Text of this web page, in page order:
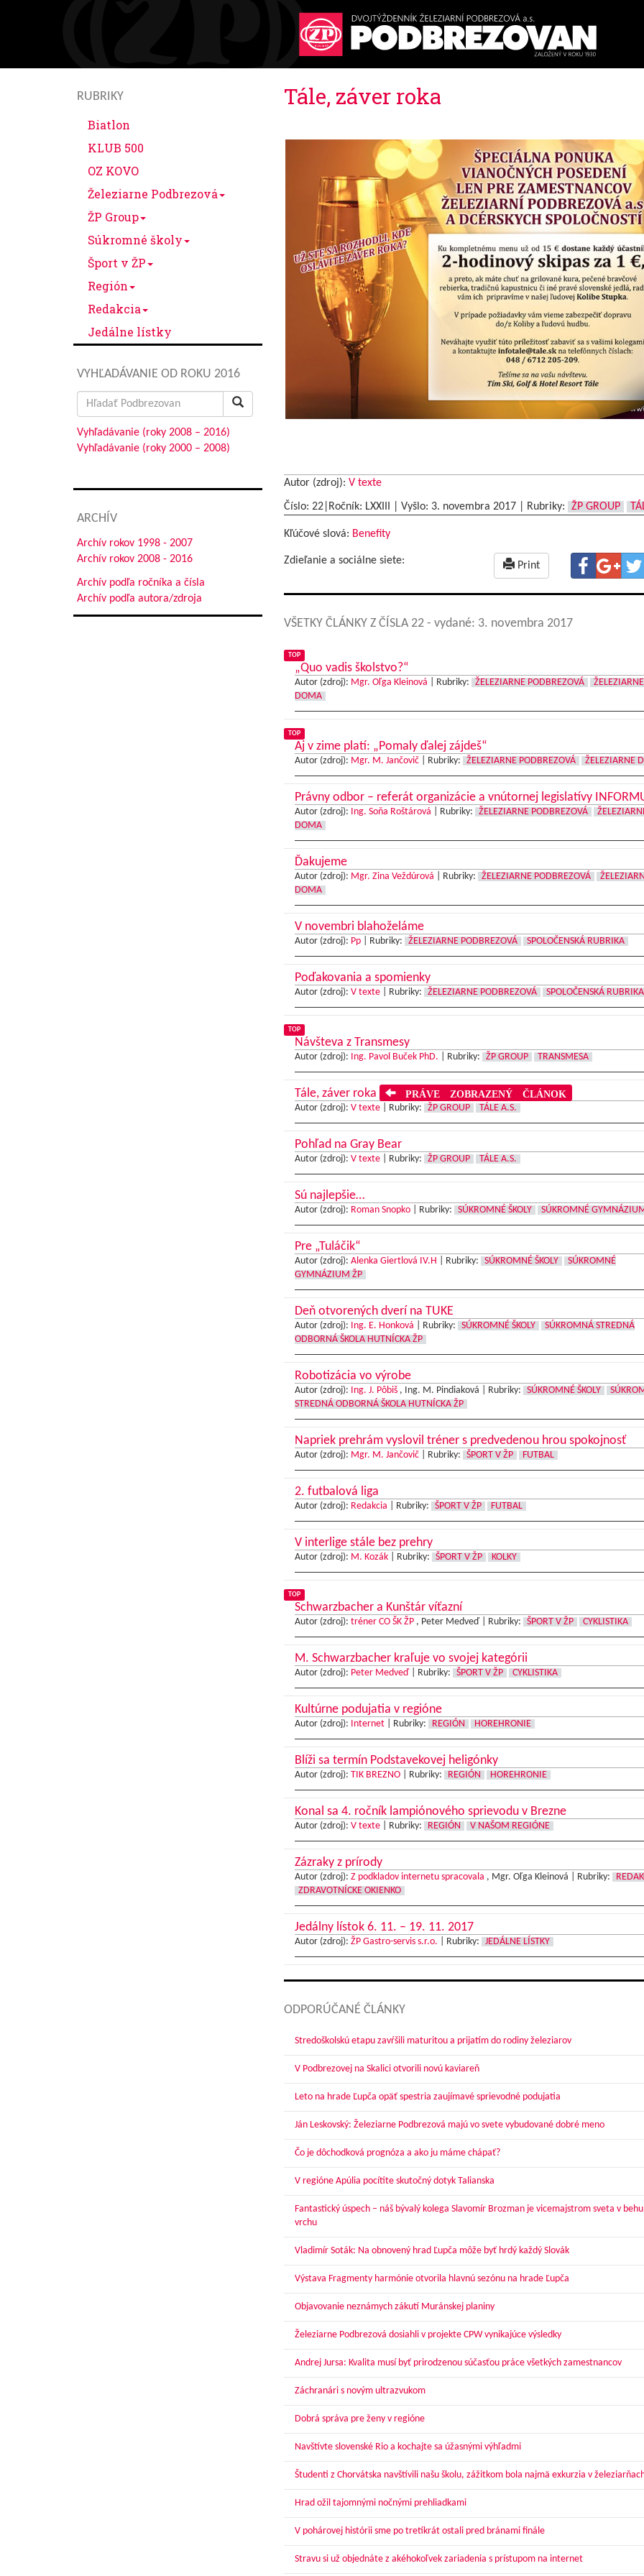
RUBRIKY
Biatlon
KLUB 500
OZ KOVO
Železiarne Podbrezová
ŽP Group
Súkromné školy
Šport v ŽP
Región
Redakcia
Jedálne lístky
VYHĽADÁVANIE OD ROKU 2016
Search
for:
Vyhľadávanie (roky 2008 – 2016)
Vyhľadávanie (roky 2000 – 2008)
ARCHÍV
Archív rokov 1998 - 2007
Archív rokov 2008 - 2016
Archív podľa ročníka a čísla
Archív podľa autora/zdroja
Tále, záver roka
Autor (zdroj): V texte
Číslo: 22|Ročník: LXXIII | Vyšlo: 3. novembra 2017| Rubriky: ŽP GROUP
Kľúčové slová: Benefity
Zdieľanie a sociálne siete: Print
VŠETKY ČLÁNKY Z ČÍSLA 22 - vydané: 3. novembra 2017
TOP
„Quo vadis školstvo?“
Autor (zdroj): Mgr. Oľga Kleinová Rubriky: ŽELEZIARNE PODBREZOVÁ
ŽELEZIARNE
DOMA
TOP
Aj v zime platí: „Pomaly ďalej zájdeš“
Autor (zdroj): Mgr. M. Jančovič| Rubriky: ŽELEZIARNE PODBREZOVÁ ŽELEZIARNE
Právny odbor – referát organizácie a vnútornej legislatívy
Autor (zdroj): Ing. Soňa Roštárová Rubriky: ŽELEZIARNE PODBREZOVÁ
DOMA
Ďakujeme
Autor (zdroj): Mgr. Zina Veždúrová Rubriky: ŽELEZIARNE PODBREZOVÁ
DOMA
V novembri blahoželáme
Autor (zdroj): Pp| Rubriky: ŽELEZIARNE PODBREZOVÁ SPOLOČENSKÁ RUBRIKA
Poďakovania a spomienky
Autor (zdroj): V texte| Rubriky: ŽELEZIARNE PODBREZOVÁ SPOLOČENSKÁ RUBRIKA
TOP
Návšteva z Transmesy
Autor (zdroj): Ing. Pavol Buček PhD. Rubriky: ŽP GROUP TRANSMESA
Tále, záver roka PRÁVE ZOBRAZENÝ ČLÁNOK
Autor (zdroj): V texte| Rubriky: ŽP GROUP TÁLE A.S.
Pohľad na Gray Bear
Autor (zdroj): V texte| Rubriky: ŽP GROUP TÁLE A.S.
Sú najlepšie…
Autor (zdroj): Roman Snopko| Rubriky: SÚKROMNÉ ŠKOLY SÚKROMNÉ
Pre „Tuláčik“
Autor (zdroj): Alenka Giertlová IV.H Rubriky: SÚKROMNÉ ŠKOLY
SÚKROMNÉ
GYMNÁZIUM ŽP
Deň otvorených dverí na TUKE
Autor (zdroj): Ing. E. Honková Rubriky: SÚKROMNÉ ŠKOLY
SÚKROMNÁ STREDNÁ
ODBORNÁ ŠKOLA HUTNÍCKA ŽP
Robotizácia vo výrobe
Autor (zdroj): Ing. J. Pôbiš, Ing. M. Pindiaková | Rubriky: SÚKROMNÉ ŠKOLY
STREDNÁ ODBORNÁ ŠKOLA HUTNÍCKA ŽP
Napriek prehrám vyslovil tréner s predvedenou hrou spokojnosť
Autor (zdroj): Mgr. M. Jančovič| Rubriky: ŠPORT V ŽP FUTBAL
2. futbalová liga
Autor (zdroj): Redakcia Rubriky: ŠPORT V ŽP FUTBAL
V interlige stále bez prehry
Autor (zdroj): M. Kozák| Rubriky: ŠPORT V ŽP KOLKY
TOP
Schwarzbacher a Kunštár víťazní
Autor (zdroj): tréner CO ŠK ŽP, Peter Medveď | Rubriky: ŠPORT V ŽP CYKLISTIKA
M. Schwarzbacher kraľuje vo svojej kategórii
Autor (zdroj): Peter Medveď| Rubriky: ŠPORT V ŽP CYKLISTIKA
Kultúrne podujatia v regióne
Autor (zdroj): Internet| Rubriky: REGIÓN HOREHRONIE
Blíži sa termín Podstavekovej heligónky
Autor (zdroj): TIK BREZNO| Rubriky: REGIÓN HOREHRONIE
Konal sa 4. ročník lampiónového sprievodu v Brezne
Autor (zdroj): V texte| Rubriky: REGIÓN V NAŠOM REGIÓNE
Zázraky z prírody
Autor (zdroj): Z podkladov internetu spracovala , Mgr. Oľga Kleinová | Rubriky:
ZDRAVOTNÍCKE OKIENKO
Jedálny lístok 6. 11. – 19. 11. 2017
Autor (zdroj): ŽP Gastro-servis s.r.o. Rubriky: JEDÁLNE LÍSTKY
ODPORÚČANÉ ČLÁNKY
Stredoškolskú etapu zavŕšili maturitou a prijatím do rodiny železiarov
V Podbrezovej na Skalici otvorili novú kaviareň
Leto na hrade Ľupča opäť spestria zaujímavé sprievodné podujatia
Ján Leskovský: Železiarne Podbrezová majú vo svete vybudované dobré meno
Čo je dôchodková prognóza a ako ju máme chápať?
V regióne Apúlia pocítite skutočný dotyk Talianska
Fantastický úspech – náš bývalý kolega Slavomír Brozman je vicemajstrom sveta v
vrchu
Vladimír Soták: Na obnovený hrad Ľupča môže byť hrdý každý Slovák
Výstava Fragmenty harmónie otvorila hlavnú sezónu na hrade Ľupča
Objavovanie neznámych zákutí Muránskej planiny
Železiarne Podbrezová dosiahli v projekte CPW vynikajúce výsledky
Andrej Jursa: Kvalita musí byť prirodzenou súčasťou práce všetkých zamestnancov
Záchranári s novým ultrazvukom
Dobrá správa pre ženy v regióne
Navštívte slovenské Rio a kochajte sa úžasnými výhľadmi
Študenti z Chorvátska navštívili našu školu, zážitkom bola najmä exkurzia v
Hrad ožil tajomnými nočnými prehliadkami
V pohárovej histórii sme po tretíkrát ostali pred bránami finále
Stravu si už objednáte z akéhokoľvek zariadenia s prístupom na internet